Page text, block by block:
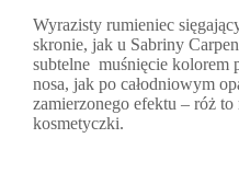
Wyrazisty rumieniec
skronie, jak u Sabriny
subtelne muśnięcie kolorem
nosa, jak po całodniowym
zamierzonego efektu – róż
kosmetyczki.